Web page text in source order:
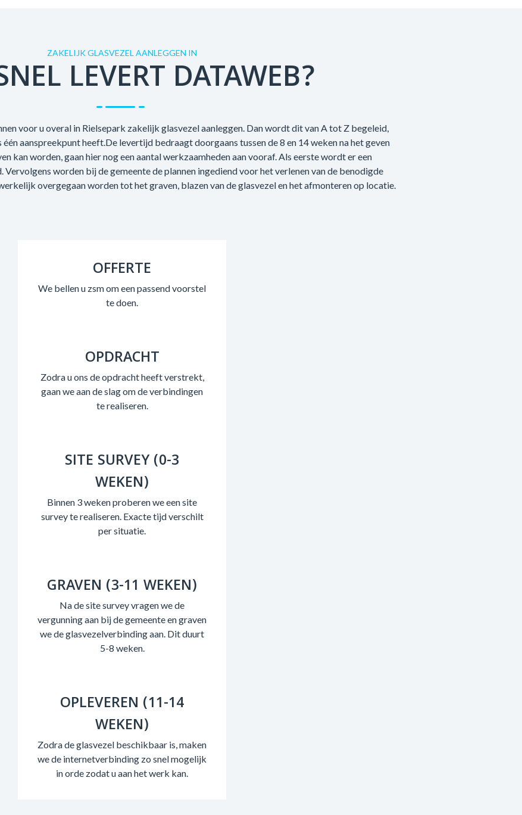
ZAKELIJK GLASVEZEL AANLEGGEN IN
LEVERT DATAWEB?
voor u overal in Rielsepark zakelijk glasvezel aanleggen. Dan wordt dit van A tot Z begeleid,
aanspreekpunt heeft.De levertijd bedraagt doorgaans tussen de 8 en 14 weken na het geven
kan worden, gaan hier nog een aantal werkzaamheden aan vooraf. Als eerste wordt er een
worden bij de gemeente de plannen ingediend voor het verlenen van de benodigde
overgegaan worden tot het graven, blazen van de glasvezel en het afmonteren op locatie.
OFFERTE
We bellen u zsm om een passend voorstel
te doen.
OPDRACHT
Zodra u ons de opdracht heeft verstrekt,
gaan we aan de slag om de verbindingen
te realiseren.
SITE SURVEY (0-3
WEKEN)
Binnen 3 weken proberen we een site
survey te realiseren. Exacte tijd verschilt
per situatie.
GRAVEN (3-11 WEKEN)
Na de site survey vragen we de
vergunning aan bij de gemeente en graven
we de glasvezelverbinding aan. Dit duurt
5-8 weken.
OPLEVEREN (11-14
WEKEN)
Zodra de glasvezel beschikbaar is, maken
we de internetverbinding zo snel mogelijk
in orde zodat u aan het werk kan.